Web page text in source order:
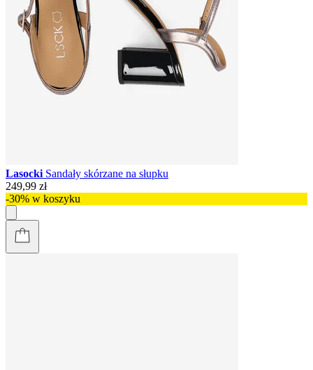
Lasocki Sandały skórzane na słupku
249,99 zł
-30% w koszyku